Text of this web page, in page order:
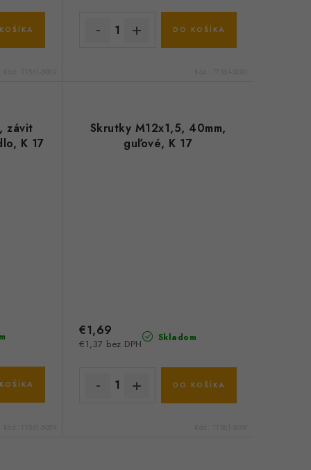
DO KOŠÍKA
závit
K 17
Skrutky M12x1,5, 40mm,
guľové, K 17
Skladom
€1,37 bez DPH
€1,69
DO KOŠÍKA